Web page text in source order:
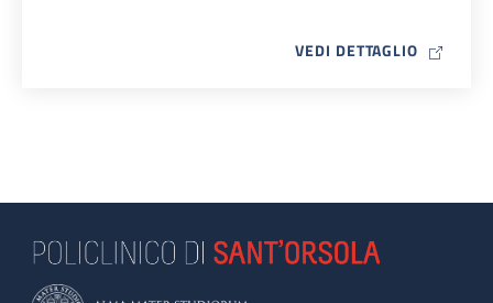
VEDI DETTAGLIO MAP ICON